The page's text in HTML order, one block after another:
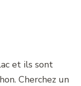
et ils sont
Cherchez un